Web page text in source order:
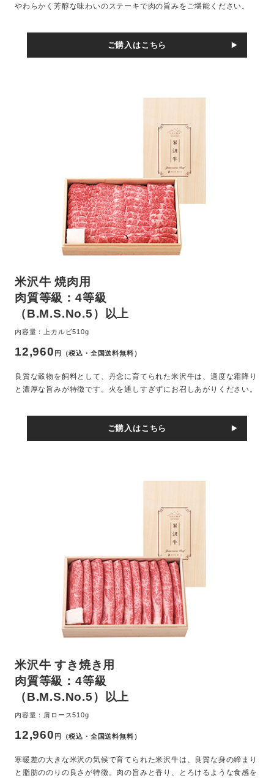
やわらかく芳醇な味わいのステーキで肉の旨みをご堪能ください。
ご購入はこちら
米沢牛 焼肉用
肉質等級：4等級
（B.M.S.No.5）以上
内容量：上カルビ510g
12,960 円（税込・全国送料無料）
良質な穀物を飼料として、丹念に育てられた米沢牛は、適度な霜降り
と濃厚な旨みが特徴です。火を通しすぎずにお召しあがりください。
ご購入はこちら
米沢牛 すき焼き用
肉質等級：4等級
（B.M.S.No.5）以上
内容量：肩ロース510g
12,960 円（税込・全国送料無料）
寒暖差の大きな米沢の気候で育てられた米沢牛は、良質な身の締まり
と脂肪ののりの良さが特徴。肉の旨みと香り、とろけるような食感を